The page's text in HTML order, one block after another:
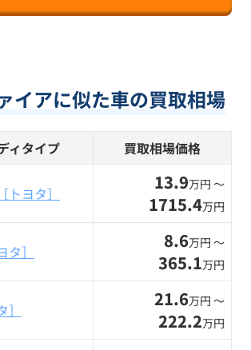
イアに似た車の買取相場
ィタイプ 買取相場価格
ヨタ］ 13.9万円 〜
1715.4万円
］ 8.6万円 〜
365.1万円
21.6万円 〜
222.2万円